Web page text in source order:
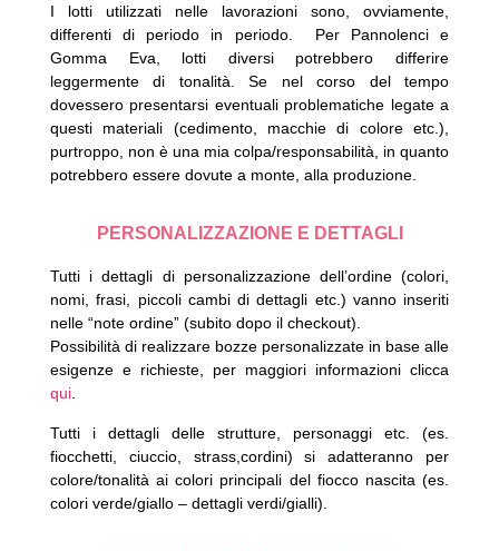
I lotti utilizzati nelle lavorazioni sono, ovviamente,
differenti di periodo in periodo. Per Pannolenci e
Gomma Eva, lotti diversi potrebbero differire
leggermente di tonalità.Se nel corso del tempo
dovessero presentarsi eventuali problematiche legate a
questi materiali (cedimento, macchie di colore etc.),
purtroppo, non è una mia colpa/responsabilità, in quanto
potrebbero essere dovute a monte, alla produzione.
PERSONALIZZAZIONE E DETTAGLI
Tutti i dettagli di personalizzazione dell’ordine (colori,
nomi, frasi, piccoli cambi di dettagli etc.) vanno inseriti
nelle “note ordine” (subito dopo il checkout).
Possibilità di realizzare bozze personalizzate in base alle
esigenze e richieste, per maggiori informazioni clicca
qui.
Tutti i dettagli delle strutture, personaggi etc. (es.
fiocchetti, ciuccio, strass,cordini) si adatteranno per
colore/tonalità ai colori principali del fiocco nascita (es.
colori verde/giallo – dettagli verdi/gialli).